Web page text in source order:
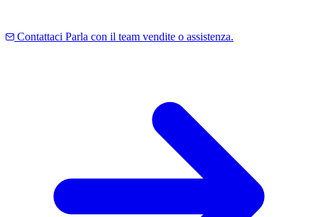
Contattaci Parla con il team vendite o assistenza.